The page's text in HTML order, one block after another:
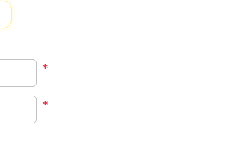
*
*